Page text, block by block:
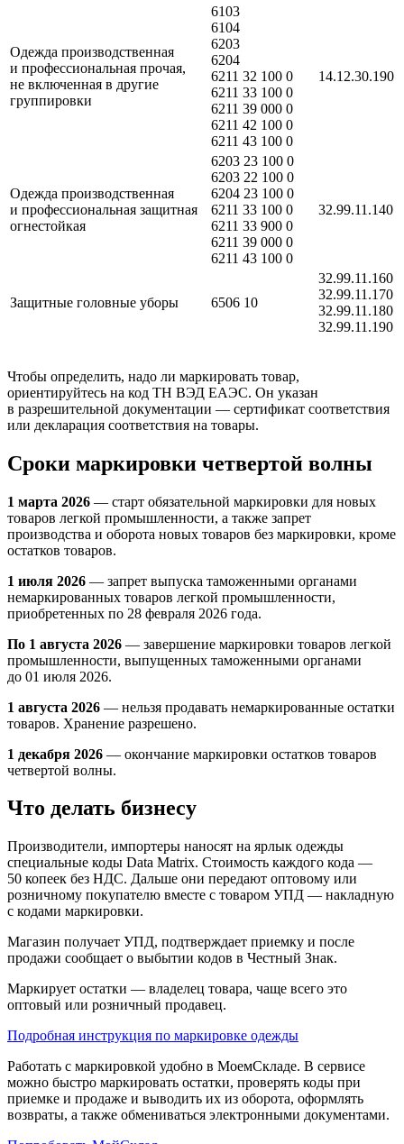
Одежда производственная
и профессиональная прочая,
не включенная в другие
группировки
6103
6104
6203
6204
6211 32 100 0
6211 33 100 0
6211 39 000 0
6211 42 100 0
6211 43 100 0
14.12.30.190
Одежда производственная
и профессиональная защитная
огнестойкая
6203 23 100 0
6203 22 100 0
6204 23 100 0
6211 33 100 0
6211 33 900 0
6211 39 000 0
6211 43 100 0
32.99.11.140
Защитные головные уборы 6506 10
32.99.11.160
32.99.11.170
32.99.11.180
32.99.11.190
Чтобы определить, надо ли маркировать товар,
ориентируйтесь на код ТН ВЭД ЕАЭС. Он указан
в разрешительной документации — сертификат соответствия
или декларация соответствия на товары.
Сроки маркировки четвертой волны
1 марта 2026 — старт обязательной маркировки для новых
товаров легкой промышленности, а также запрет
производства и оборота новых товаров без маркировки, кроме
остатков товаров.
1 июля 2026 — запрет выпуска таможенными органами
немаркированных товаров легкой промышленности,
приобретенных по 28 февраля 2026 года.
По 1 августа 2026 — завершение маркировки товаров легкой
промышленности, выпущенных таможенными органами
до 01 июля 2026.
1 августа 2026 — нельзя продавать немаркированные остатки
товаров. Хранение разрешено.
1 декабря 2026 — окончание маркировки остатков товаров
четвертой волны.
Что делать бизнесу
Производители, импортеры наносят на ярлык одежды
специальные коды Data Matrix. Стоимость каждого кода —
50 копеек без НДС. Дальше они передают оптовому или
розничному покупателю вместе с товаром УПД — накладную
с кодами маркировки.
Магазин получает УПД, подтверждает приемку и после
продажи сообщает о выбытии кодов в Честный Знак.
Маркирует остатки — владелец товара, чаще всего это
оптовый или розничный продавец.
Подробная инструкция по маркировке одежды
Работать с маркировкой удобно в МоемСкладе. В сервисе
можно быстро маркировать остатки, проверять коды при
приемке и продаже и выводить их из оборота, оформлять
возвраты, а также обмениваться электронными документами.